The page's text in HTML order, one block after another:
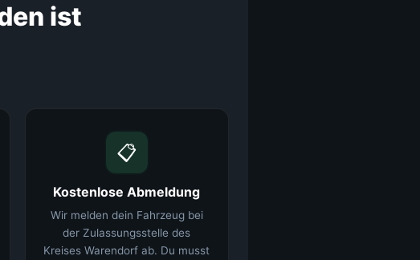
ist
📋
Kostenlose Abmeldung
Wir melden dein Fahrzeug bei
der Zulassungsstelle des
Kreises Warendorf ab. Du musst